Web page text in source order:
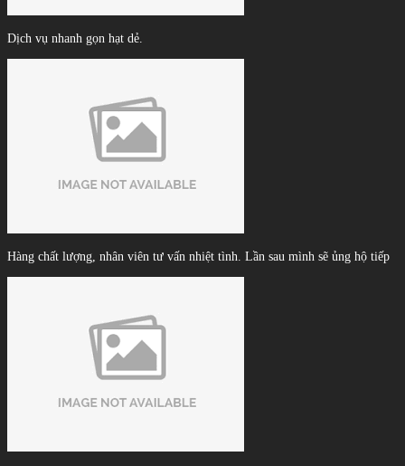
Dịch vụ nhanh gọn hạt dẻ.
Hàng chất lượng, nhân viên tư vấn nhiệt tình. Lần sau mình sẽ ủng hộ tiếp